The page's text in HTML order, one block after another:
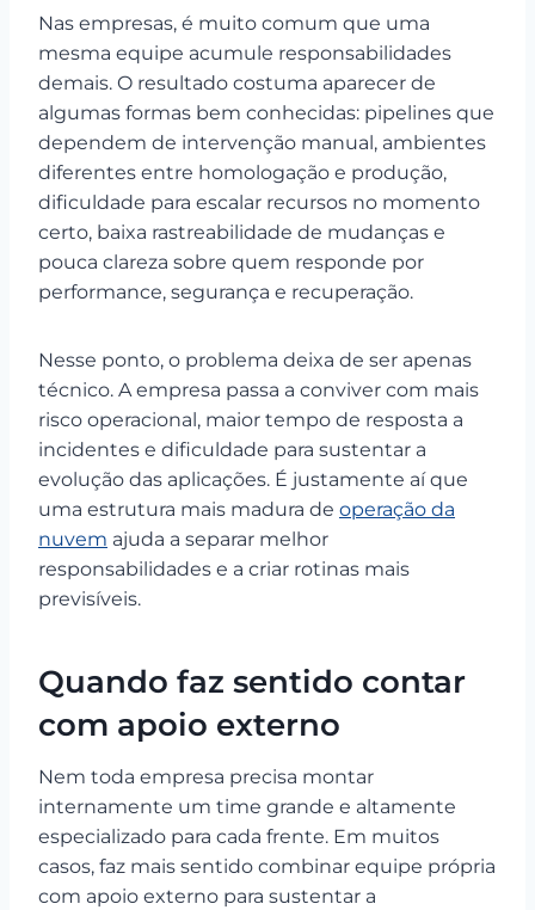
Nas empresas, é muito comum que uma
mesma equipe acumule responsabilidades
demais. O resultado costuma aparecer de
algumas formas bem conhecidas: pipelines que
dependem de intervenção manual, ambientes
diferentes entre homologação e produção,
dificuldade para escalar recursos no momento
certo, baixa rastreabilidade de mudanças e
pouca clareza sobre quem responde por
performance, segurança e recuperação.
Nesse ponto, o problema deixa de ser apenas
técnico. A empresa passa a conviver com mais
risco operacional, maior tempo de resposta a
incidentes e dificuldade para sustentar a
evolução das aplicações. É justamente aí que
uma estrutura mais madura de operação da
nuvem ajuda a separar melhor
responsabilidades e a criar rotinas mais
previsíveis.
Quando faz sentido contar
com apoio externo
Nem toda empresa precisa montar
internamente um time grande e altamente
especializado para cada frente. Em muitos
casos, faz mais sentido combinar equipe própria
com apoio externo para sustentar a